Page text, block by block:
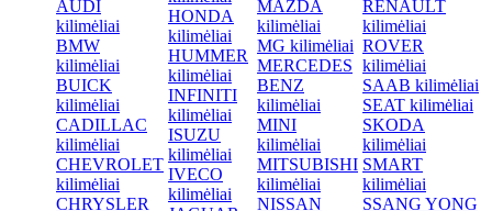
AUDI
kilimėliai
BMW
kilimėliai
BUICK
kilimėliai
CADILLAC
kilimėliai
CHEVROLET
kilimėliai
CHRYSLER
HONDA
kilimėliai
HUMMER
kilimėliai
INFINITI
kilimėliai
ISUZU
kilimėliai
IVECO
kilimėliai
MAZDA
kilimėliai
MG kilimėliai
MERCEDES
BENZ
kilimėliai
MINI
kilimėliai
MITSUBISHI
kilimėliai
NISSAN
RENAULT
kilimėliai
ROVER
kilimėliai
SAAB kilimėliai
SEAT kilimėliai
SKODA
kilimėliai
SMART
kilimėliai
SSANG YONG